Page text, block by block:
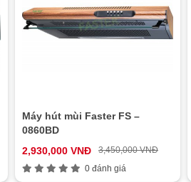
Máy hút mùi Faster FS –
0860BD
2,930,000 VNĐ
3,450,000 VNĐ
0 đánh giá